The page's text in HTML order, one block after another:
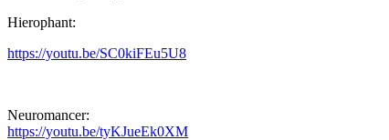
Hierophant:
https://youtu.be/SC0kiFEu5U8
Neuromancer:
https://youtu.be/tyKJueEk0XM